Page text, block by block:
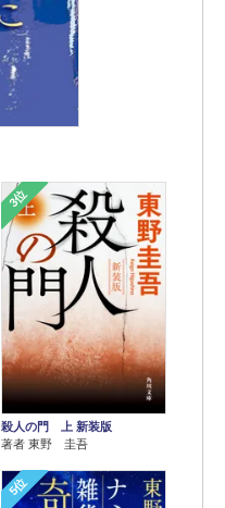
3位
殺人の門 上 新装版
著者 東野 圭吾
5位